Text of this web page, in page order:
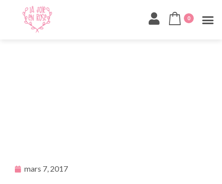
0
mars 7, 2017